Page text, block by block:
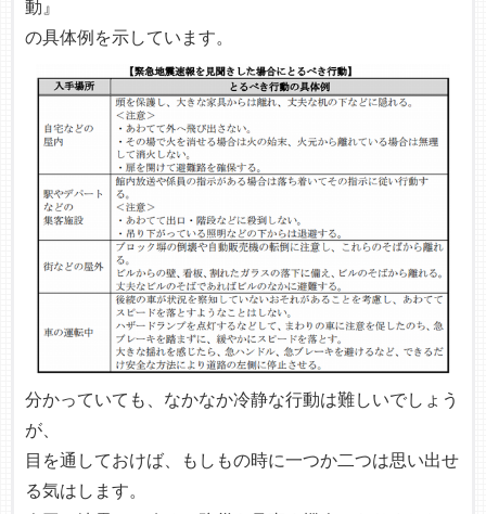
動』
の具体例を示しています。
分かっていても、なかなか冷静な行動は難しいでしょう
が、
目を通しておけば、もしもの時に一つか二つは思い出せ
る気はします。